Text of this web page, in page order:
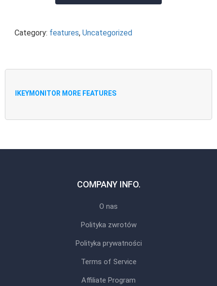
Category: features, Uncategorized
IKEYMONITOR MORE FEATURES
COMPANY INFO.
O nas
Polityka zwrotów
Polityka prywatności
Terms of Service
Affiliate Program